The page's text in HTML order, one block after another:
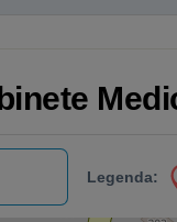
Legenda: